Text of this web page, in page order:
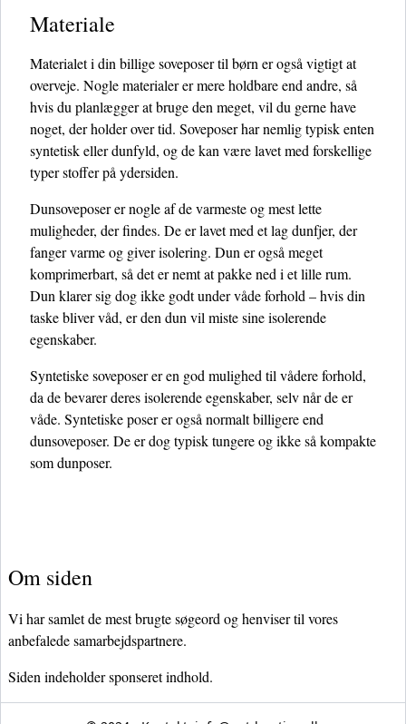
Materiale
Materialet i din billige soveposer til børn er også vigtigt at
overveje. Nogle materialer er mere holdbare end andre, så
hvis du planlægger at bruge den meget, vil du gerne have
noget, der holder over tid. Soveposer har nemlig typisk enten
syntetisk eller dunfyld, og de kan være lavet med forskellige
typer stoffer på ydersiden.
Dunsoveposer er nogle af de varmeste og mest lette
muligheder, der findes. De er lavet med et lag dunfjer, der
fanger varme og giver isolering. Dun er også meget
komprimerbart, så det er nemt at pakke ned i et lille rum.
Dun klarer sig dog ikke godt under våde forhold – hvis din
taske bliver våd, er den dun vil miste sine isolerende
egenskaber.
Syntetiske soveposer er en god mulighed til vådere forhold,
da de bevarer deres isolerende egenskaber, selv når de er
våde. Syntetiske poser er også normalt billigere end
dunsoveposer. De er dog typisk tungere og ikke så kompakte
som dunposer.
Om siden
Vi har samlet de mest brugte søgeord og henviser til vores
anbefalede samarbejdspartnere.
Siden indeholder sponseret indhold.